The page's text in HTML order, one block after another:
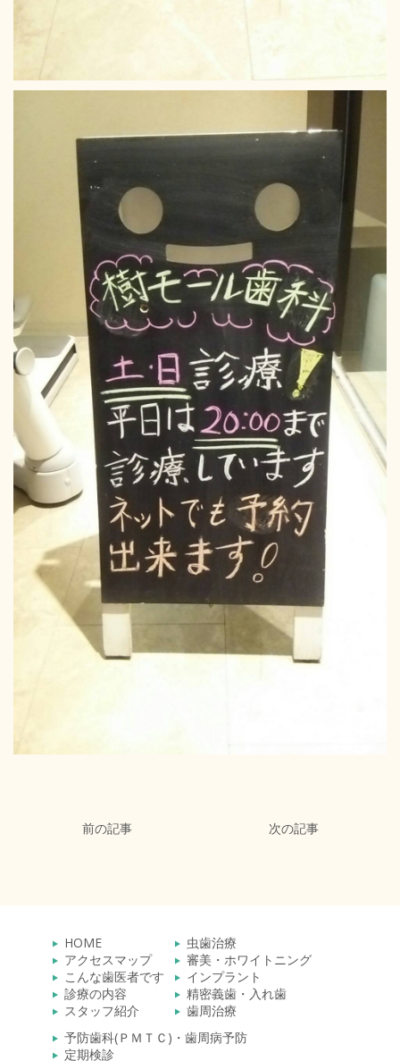
前の記事 次の記事
HOME
アクセスマップ
こんな歯医者です
診療の内容
スタッフ紹介
虫歯治療
審美・ホワイトニング
インプラント
精密義歯・入れ歯
歯周治療
予防歯科(ＰＭＴＣ)・歯周病予防
定期検診